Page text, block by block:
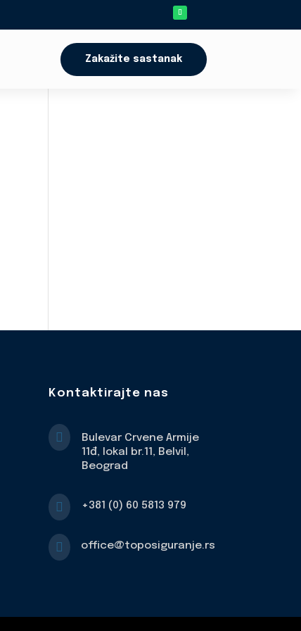
Zakažite sastanak
Kontaktirajte nas

Bulevar Crvene Armije
11đ, lokal br.11, Belvil,
Beograd
 +381 (0) 60 5813 979
 office@toposiguranje.rs